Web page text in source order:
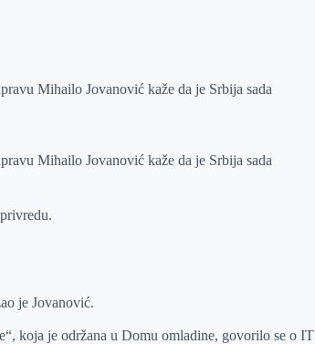
Mihailo Jovanović kaže da je Srbija sada
Mihailo Jovanović kaže da je Srbija sada
je Jovanović.
koja je održana u Domu omladine, govorilo se o IT